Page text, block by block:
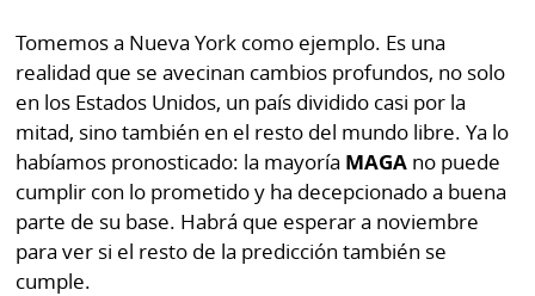
Tomemos a Nueva York como ejemplo. Es una
realidad que se avecinan cambios profundos, no solo
en los Estados Unidos, un país dividido casi por la
mitad, sino también en el resto del mundo libre. Ya lo
habíamos pronosticado: la mayoría MAGA no puede
cumplir con lo prometido y ha decepcionado a buena
parte de su base. Habrá que esperar a noviembre
para ver si el resto de la predicción también se
cumple.